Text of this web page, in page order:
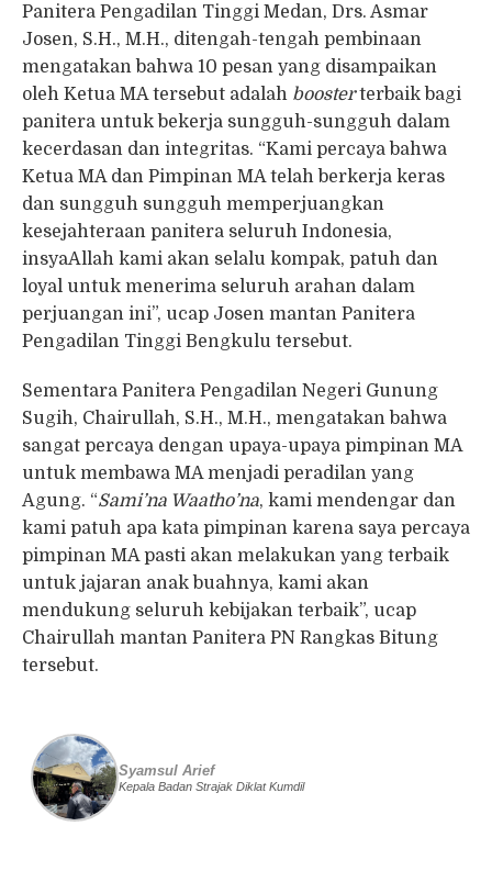
Panitera Pengadilan Tinggi Medan, Drs. Asmar
Josen, S.H., M.H., ditengah-tengah pembinaan
mengatakan bahwa 10 pesan yang disampaikan
oleh Ketua MA tersebut adalah boosterterbaik bagi
panitera untuk bekerja sungguh-sungguh dalam
kecerdasan dan integritas. “Kami percaya bahwa
Ketua MA dan Pimpinan MA telah berkerja keras
dan sungguh sungguh memperjuangkan
kesejahteraan panitera seluruh Indonesia,
insyaAllah kami akan selalu kompak, patuh dan
loyal untuk menerima seluruh arahan dalam
perjuangan ini”, ucap Josen mantan Panitera
Pengadilan Tinggi Bengkulu tersebut.
Sementara Panitera Pengadilan Negeri Gunung
Sugih, Chairullah, S.H., M.H., mengatakan bahwa
sangat percaya dengan upaya-upaya pimpinan MA
untuk membawa MA menjadi peradilan yang
Agung. “Sami’na Waatho’na, kami mendengar dan
kami patuh apa kata pimpinan karena saya percaya
pimpinan MA pasti akan melakukan yang terbaik
untuk jajaran anak buahnya, kami akan
mendukung seluruh kebijakan terbaik”, ucap
Chairullah mantan Panitera PN Rangkas Bitung
tersebut.
Syamsul Arief
Kepala Badan Strajak Diklat Kumdil